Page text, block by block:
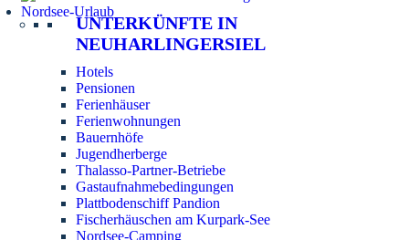
Nordsee-Urlaub
UNTERKÜNFTE IN
NEUHARLINGERSIEL
Hotels
Pensionen
Ferienhäuser
Ferienwohnungen
Bauernhöfe
Jugendherberge
Thalasso-Partner-Betriebe
Gastaufnahmebedingungen
Plattbodenschiff Pandion
Fischerhäuschen am Kurpark-See
Nordsee-Camping